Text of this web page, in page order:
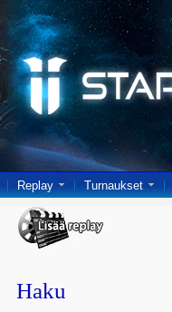
Replay Turnaukset
Haku